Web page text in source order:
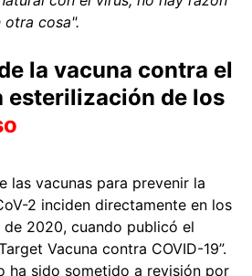
otra cosa".
la vacuna contra el
esterilización de los
las vacunas para prevenir la
2 inciden directamente en los
2020, cuando publicó el
Vacuna contra COVID-19”.
ha sido sometido a revisión por